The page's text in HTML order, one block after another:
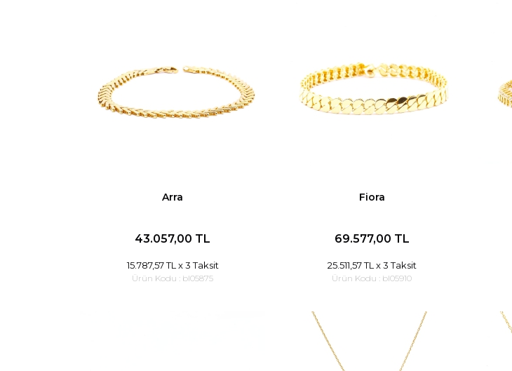
Arra
43.057,00 TL
15.787,57 TL x 3 Taksit
Ürün Kodu : bl05875
Fiora
69.577,00 TL
25.511,57 TL x 3 Taksit
Ürün Kodu : bl05910